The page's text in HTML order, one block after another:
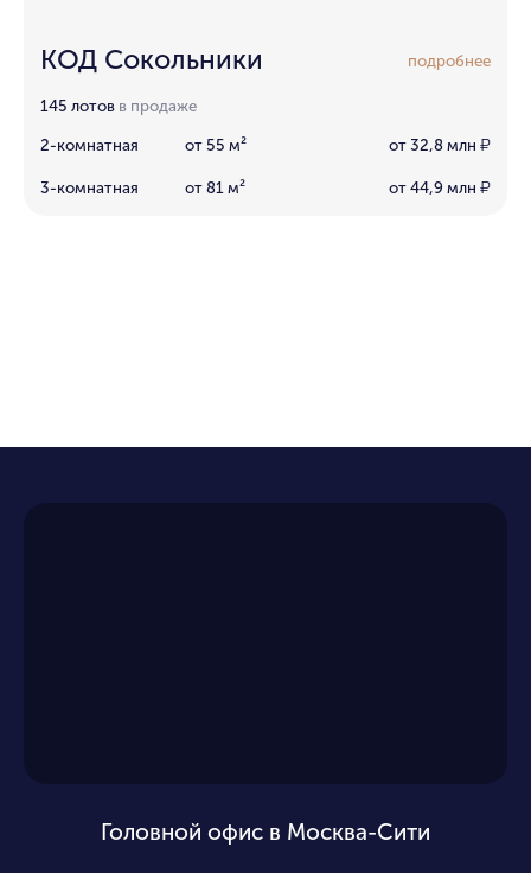
КОД Сокольники подробнее
145 лотов в продаже
2-комнатная от 55 м² от 32,8 млн ₽
3-комнатная от 81 м² от 44,9 млн ₽
Головной офис в Москва-Сити